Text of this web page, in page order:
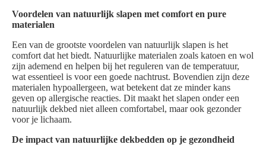
Voordelen van natuurlijk slapen met comfort en pure
materialen
Een van de grootste voordelen van natuurlijk slapen is het
comfort dat het biedt. Natuurlijke materialen zoals katoen en wol
zijn ademend en helpen bij het reguleren van de temperatuur,
wat essentieel is voor een goede nachtrust. Bovendien zijn deze
materialen hypoallergeen, wat betekent dat ze minder kans
geven op allergische reacties. Dit maakt het slapen onder een
natuurlijk dekbed niet alleen comfortabel, maar ook gezonder
voor je lichaam.
De impact van natuurlijke dekbedden op je gezondheid